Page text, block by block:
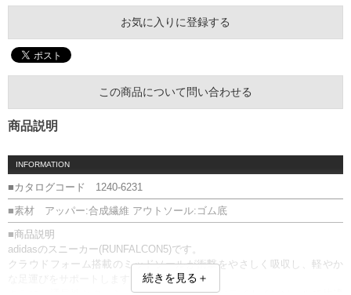
お気に入りに登録する
この商品について問い合わせる
商品説明
INFORMATION
■カタログコード 1240-6231
■素材 アッパー:合成繊維 アウトソール:ゴム底
■商品説明
adidasのスニーカー(RUNFALCON5)です。
クラウドフォーム搭載のミッドソールが衝撃をやさしく吸収し、軽やか
続きを見る＋